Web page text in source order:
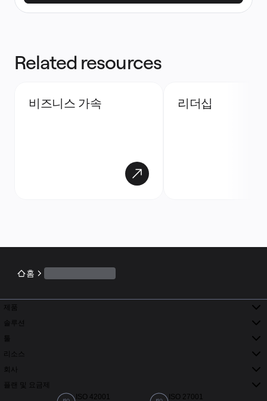
Related resources
비즈니스 가속 리더십
홈
제품
솔루션
툴
리소스
회사
플랜 및 요금제
ISO 42001
ISO 27001